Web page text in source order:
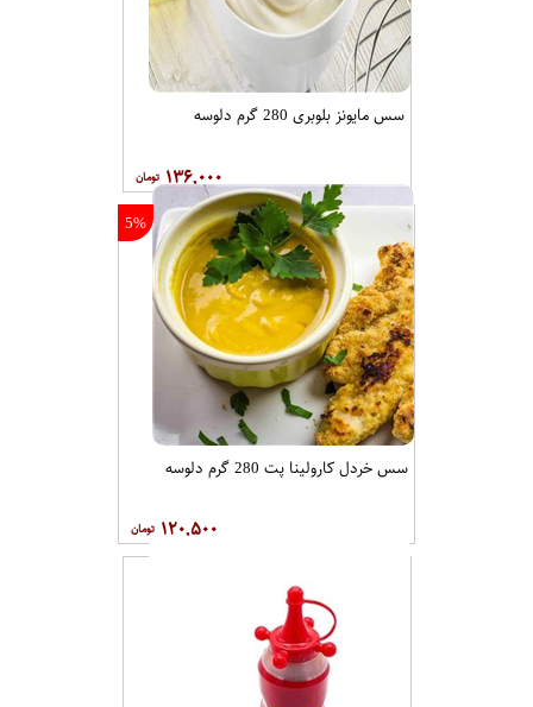
سس مایونز بلوبری 280 گرم دلوسه
۱۳۶,۰۰۰
5%
سس خردل کارولینا پت 280 گرم دلوسه
۱۲۰,۵۰۰